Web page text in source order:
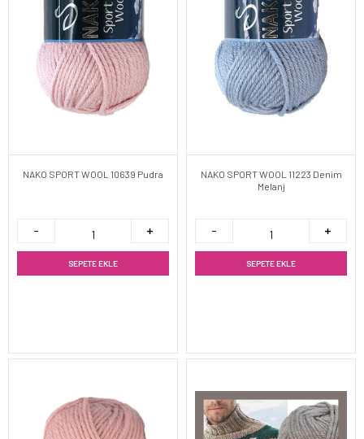
NAKO SPORT WOOL 10639 Pudra
SEPETE EKLE
NAKO SPORT WOOL 11223 Denim
Melanj
SEPETE EKLE